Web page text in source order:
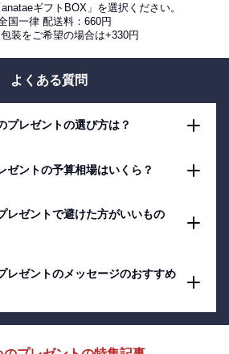
ギフトBOX」を選択ください。
国一律 配送料：660円
装をご希望の場合は+330円
よくある質問
プレゼントの選び方は？
ゼントの予算相場はいくら？
レゼントで避けた方がいいもの
レゼントのメッセージのおすすめ